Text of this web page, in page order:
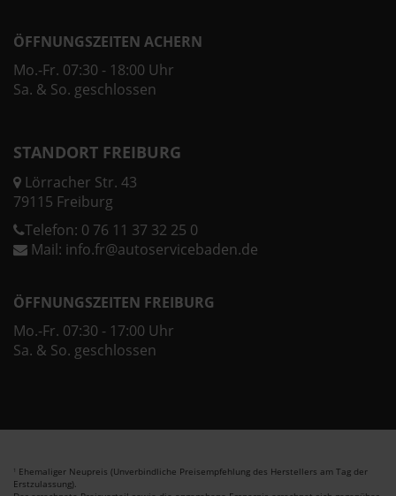
ÖFFNUNGSZEITEN ACHERN
Mo.-Fr. 07:30 - 18:00 Uhr
Sa. & So. geschlossen
STANDORT FREIBURG
Lörracher Str. 43
79115 Freiburg
Telefon: 0 76 11 37 32 25 0
Mail: info.fr@autoservicebaden.de
ÖFFNUNGSZEITEN FREIBURG
Mo.-Fr. 07:30 - 17:00 Uhr
Sa. & So. geschlossen
1 Ehemaliger Neupreis (Unverbindliche Preisempfehlung des Herstellers am Tag der
Erstzulassung).